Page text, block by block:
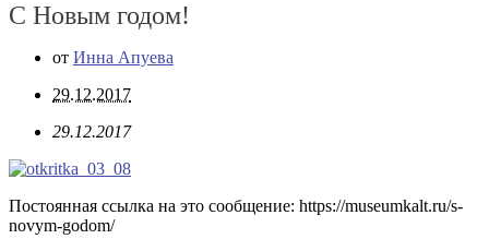
С Новым годом!
от Инна Апуева
29.12.2017
29.12.2017
Постоянная ссылка на это сообщение: https://museumkalt.ru/s-
novym-godom/